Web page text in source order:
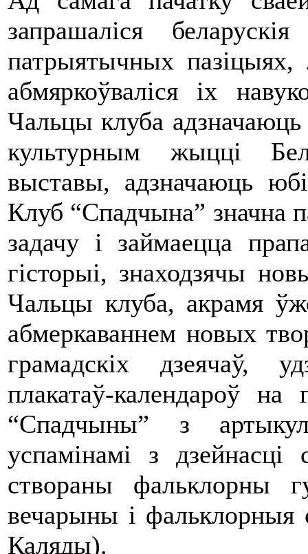
запрашаліся
патрыятычных пазіцыях,
абмяркоўваліся іх
Чальцы клуба адзначаюць
культурным жыцці
выставы, адзначаюць
Клуб “Спадчына” значна
задачу і займаецца
гісторыі, знаходзячы
Чальцы клуба, акрамя
абмеркаваннем новых
грамадскіх дзеячаў,
плакатаў-календароў
“Спадчыны” з
успамінамі з
створаны фальклорны
вечарыны і фальклорныя
Каляды).